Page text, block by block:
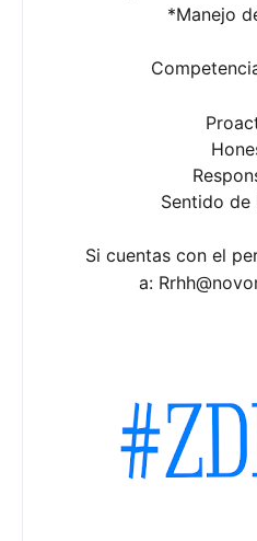
*Manejo
Sentido de
Si cuentas con el
a: